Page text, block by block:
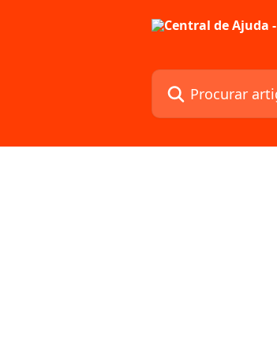
Procurar artigos...